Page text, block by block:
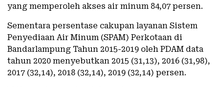
yang memperoleh akses air minum 84,07 persen.
Sementara persentase cakupan layanan Sistem
Penyediaan Air Minum (SPAM) Perkotaan di
Bandarlampung Tahun 2015-2019 oleh PDAM data
tahun 2020 menyebutkan 2015 (31,13), 2016 (31,98),
2017 (32,14), 2018 (32,14), 2019 (32,14) persen.